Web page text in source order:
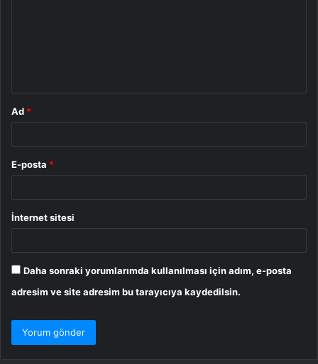
Ad *
E-posta *
İnternet sitesi
Daha sonraki yorumlarımda kullanılması için adım, e-posta
adresim ve site adresim bu tarayıcıya kaydedilsin.